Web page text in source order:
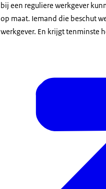
bij een reguliere werkgever
op maat. Iemand die beschut
werkgever. En krijgt tenminste